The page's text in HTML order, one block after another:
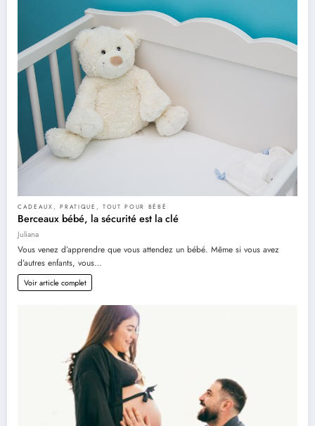
CADEAUX,PRATIQUE , TOUT POUR BÉBÉ
Berceaux bébé, la sécurité est la clé
Juliana
Vous venez d’apprendre que vous attendez un bébé. Même si vous avez
d’autres enfants, vous…
Voir article complet